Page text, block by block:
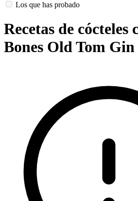
Los que has probado
Recetas de cócteles
Bones Old Tom Gin